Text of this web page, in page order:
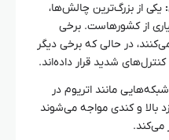
یکی از بزرگ‌ترین چالش‌ها،
از کشورهاست. برخی
در حالی که برخی دیگر
شدید قرار داده‌اند.
شبکه‌هایی مانند اتریوم در
بالا و کندی مواجه می‌شوند
می‌کند.